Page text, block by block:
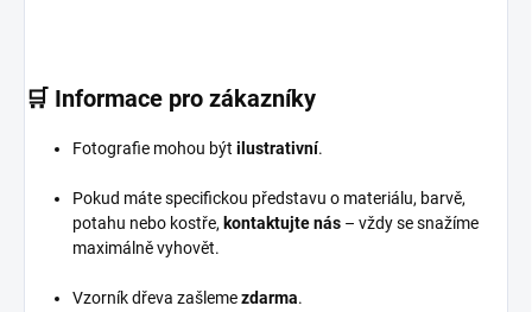
🛒 Informace pro zákazníky
Fotografie mohou být ilustrativní.
Pokud máte specifickou představu o materiálu, barvě,
potahu nebo kostře, kontaktujte nás – vždy se snažíme
maximálně vyhovět.
Vzorník dřeva zašlemezdarma.